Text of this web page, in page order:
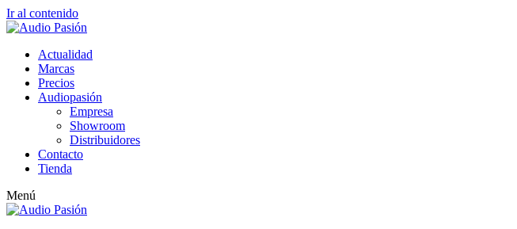
Ir al contenido
Actualidad
Marcas
Precios
Audiopasión
Empresa
Showroom
Distribuidores
Contacto
Tienda
Menú